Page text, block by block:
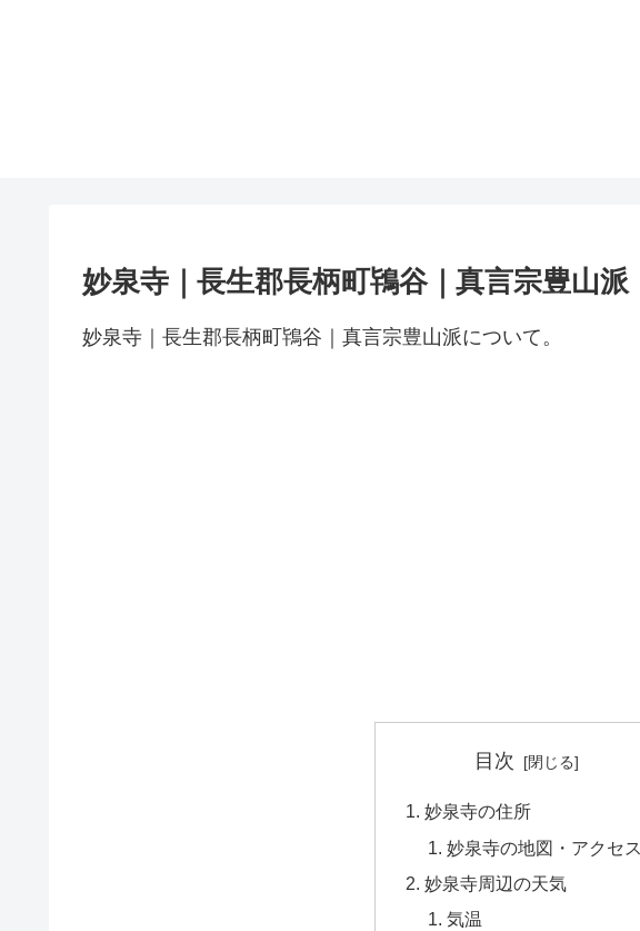
妙泉寺｜長生郡長柄町鴇谷｜真言宗豊山派
妙泉寺｜長生郡長柄町鴇谷｜真言宗豊山派について。
目次
妙泉寺の住所
妙泉寺の地図・アクセス
妙泉寺周辺の天気
気温